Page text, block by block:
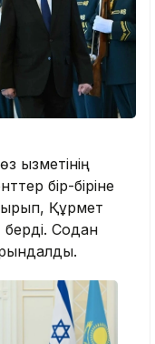
қызметінің
бір-біріне
Құрмет
Содан